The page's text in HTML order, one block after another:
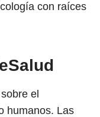
con raíces
el
humanos. Las